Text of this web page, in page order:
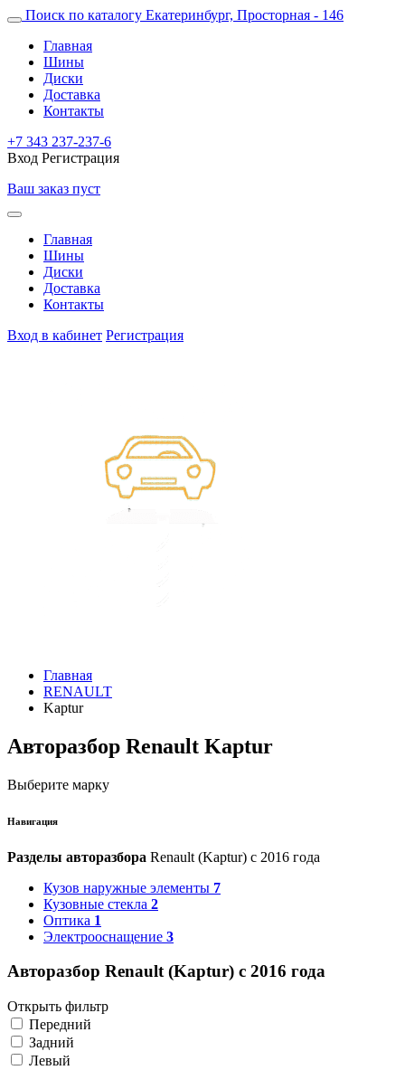
Поиск по каталогу Екатеринбург, Просторная - 146
Главная
Шины
Диски
Доставка
Контакты
+7 343 237-237-6
Вход Регистрация
Ваш заказ пуст
Главная
Шины
Диски
Доставка
Контакты
Вход в кабинет Регистрация
Главная
RENAULT
Kaptur
Авторазбор Renault Kaptur
Выберите марку
Навигация
Разделы авторазбора Renault (Kaptur) с 2016 года
Кузов наружные элементы 7
Кузовные стекла 2
Оптика 1
Электрооснащение 3
Авторазбор Renault (Kaptur) с 2016 года
Открыть фильтр
Передний
Задний
Левый